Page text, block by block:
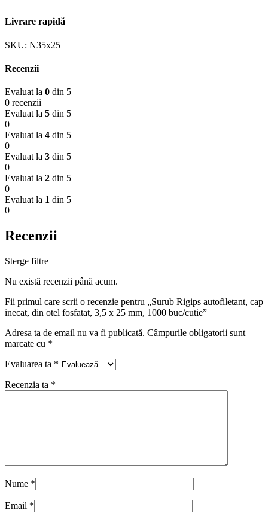
Livrare rapidă
SKU: N35x25
Recenzii
Evaluat la 0 din 5
0 recenzii
Evaluat la 5 din 5
0
Evaluat la 4 din 5
0
Evaluat la 3 din 5
0
Evaluat la 2 din 5
0
Evaluat la 1 din 5
0
Recenzii
Sterge filtre
Nu există recenzii până acum.
Fii primul care scrii o recenzie pentru „Surub Rigips autofiletant, cap
inecat, din otel fosfatat, 3,5 x 25 mm, 1000 buc/cutie”
Adresa ta de email nu va fi publicată. Câmpurile obligatorii sunt
marcate cu *
Evaluarea ta *
Recenzia ta *
Nume *
Email *